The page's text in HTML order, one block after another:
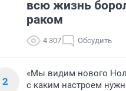
всю жизнь
раком
4 307 Обсудить
2
«Мы видим нового
с каким настроем